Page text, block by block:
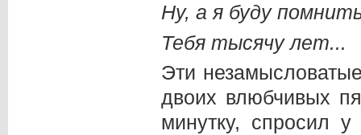
Ну, а я буду
Тебя тысячу лет...
Эти
двоих влюбчивых
минутку, спросил